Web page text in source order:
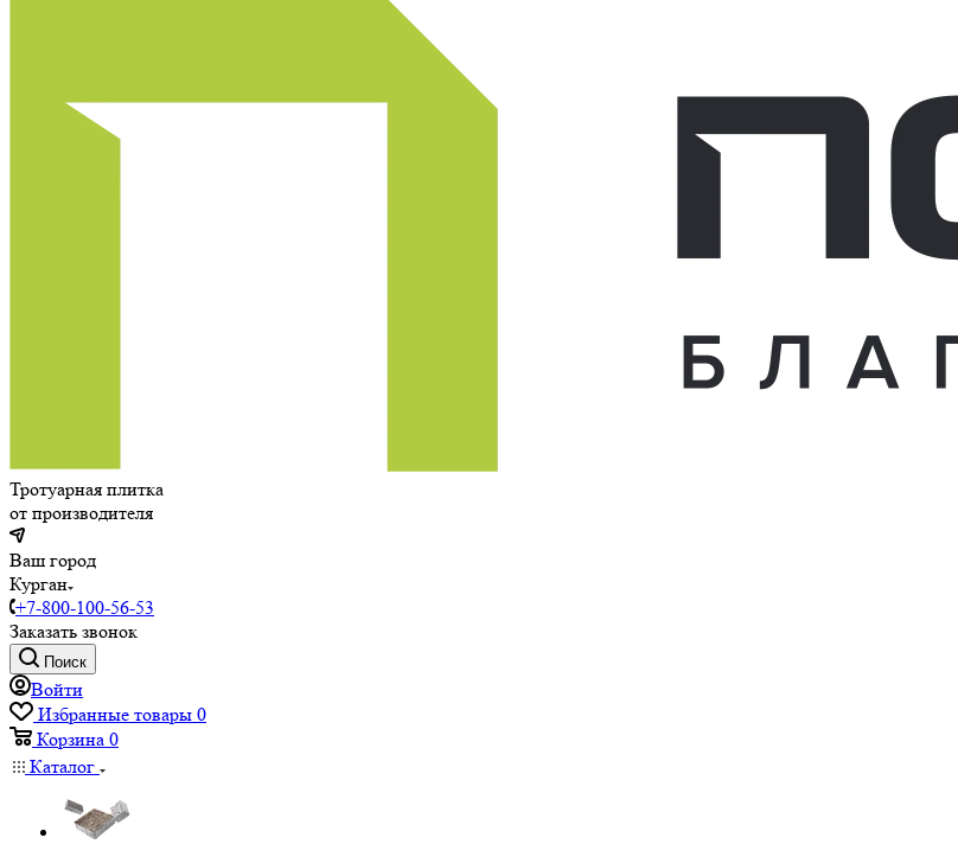
Тротуарная плитка
от производителя
Ваш город
Курган
+7-800-100-56-53
Заказать звонок
Поиск
Войти
Избранные товары 0
Корзина 0
Каталог